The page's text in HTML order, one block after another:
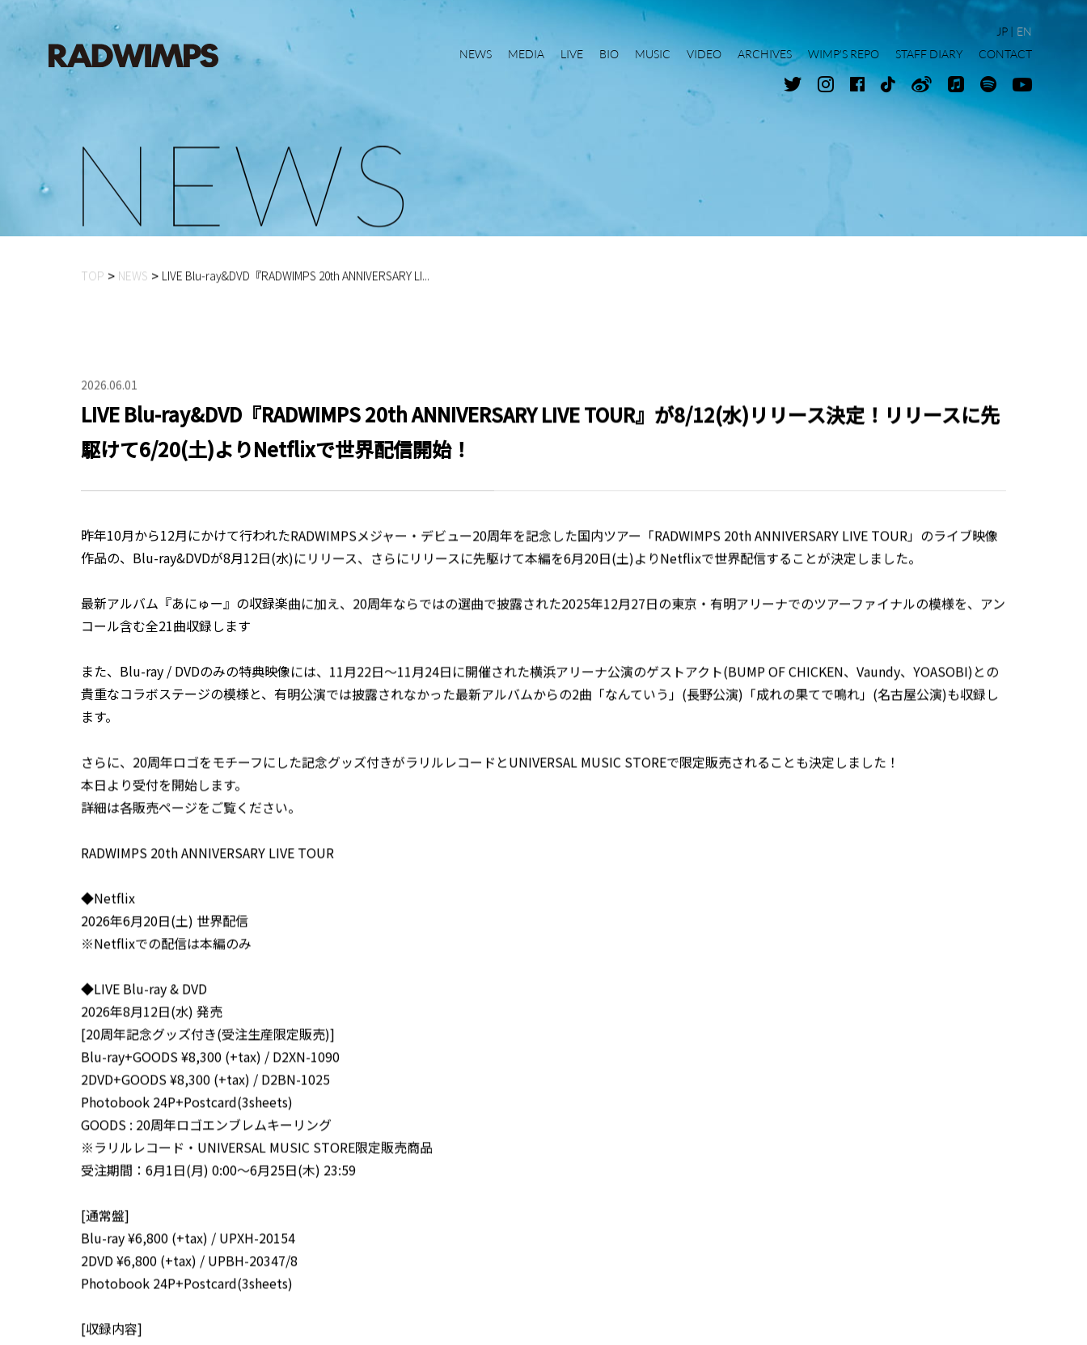
NEWS MEDIA LIVE BIO MUSIC VIDEO ARCHIVES WIMP'S REPO STAFF DIARY CONTACT
JP EN
NEWS
TOP NEWS LIVE Blu-ray&DVD『RADWIMPS 20th ANNIVERSARY LI...
2026.06.01
LIVE Blu-ray&DVD『RADWIMPS 20th ANNIVERSARY LIVE TOUR』が8/12(水)リリース決定！リリースに先
駆けて6/20(土)よりNetflixで世界配信開始！
昨年10月から12月にかけて行われたRADWIMPSメジャー・デビュー20周年を記念した国内ツアー「RADWIMPS 20th ANNIVERSARY LIVE TOUR」のライブ映像
作品の、Blu-ray&DVDが8月12日(水)にリリース、さらにリリースに先駆けて本編を6月20日(土)よりNetflixで世界配信することが決定しました。
最新アルバム『あにゅー』の収録楽曲に加え、20周年ならではの選曲で披露された2025年12月27日の東京・有明アリーナでのツアーファイナルの模様を、アン
コール含む全21曲収録します
また、Blu-ray / DVDのみの特典映像には、11月22日～11月24日に開催された横浜アリーナ公演のゲストアクト(BUMP OF CHICKEN、Vaundy、YOASOBI)との
貴重なコラボステージの模様と、有明公演では披露されなかった最新アルバムからの2曲「なんていう」(長野公演)「成れの果てで鳴れ」(名古屋公演)も収録し
ます。
さらに、20周年ロゴをモチーフにした記念グッズ付きがラリルレコードとUNIVERSAL MUSIC STOREで限定販売されることも決定しました！
本日より受付を開始します。
詳細は各販売ページをご覧ください。
RADWIMPS 20th ANNIVERSARY LIVE TOUR
◆Netflix
2026年6月20日(土) 世界配信
※Netflixでの配信は本編のみ
◆LIVE Blu-ray & DVD
2026年8月12日(水) 発売
[20周年記念グッズ付き(受注生産限定販売)]
Blu-ray+GOODS ¥8,300 (+tax) / D2XN-1090
2DVD+GOODS ¥8,300 (+tax) / D2BN-1025
Photobook 24P+Postcard(3sheets)
GOODS : 20周年ロゴエンブレムキーリング
※ラリルレコード・UNIVERSAL MUSIC STORE限定販売商品
受注期間：6月1日(月) 0:00〜6月25日(木) 23:59
[通常盤]
Blu-ray ¥6,800 (+tax) / UPXH-20154
2DVD ¥6,800 (+tax) / UPBH-20347/8
Photobook 24P+Postcard(3sheets)
[収録内容]